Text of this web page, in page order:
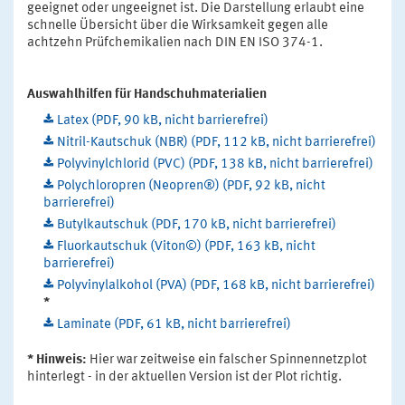
geeignet oder ungeeignet ist. Die Darstellung erlaubt eine
schnelle Übersicht über die Wirksamkeit gegen alle
achtzehn Prüfchemikalien nach DIN EN ISO 374-1.
Auswahlhilfen für Handschuhmaterialien
Latex (PDF, 90 kB, nicht barrierefrei)
Nitril-Kautschuk (NBR) (PDF, 112 kB, nicht barrierefrei)
Polyvinylchlorid (PVC) (PDF, 138 kB, nicht barrierefrei)
Polychloropren (Neopren®) (PDF, 92 kB, nicht
barrierefrei)
Butylkautschuk (PDF, 170 kB, nicht barrierefrei)
Fluorkautschuk (Viton©) (PDF, 163 kB, nicht
barrierefrei)
Polyvinylalkohol (PVA) (PDF, 168 kB, nicht barrierefrei)
*
Laminate (PDF, 61 kB, nicht barrierefrei)
* Hinweis: Hier war zeitweise ein falscher Spinnennetzplot
hinterlegt - in der aktuellen Version ist der Plot richtig.